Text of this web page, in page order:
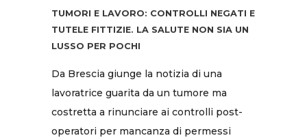
TUMORI E LAVORO: CONTROLLI NEGATI E
TUTELE FITTIZIE. LA SALUTE NON SIA UN
LUSSO PER POCHI
Da Brescia giunge la notizia di una
lavoratrice guarita da un tumore ma
costretta a rinunciare ai controlli post-
operatori per mancanza di permessi